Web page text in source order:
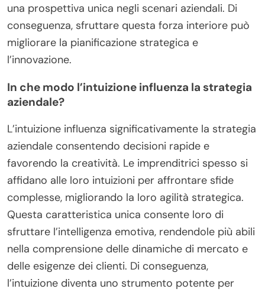
una prospettiva unica negli scenari aziendali. Di
conseguenza, sfruttare questa forza interiore può
migliorare la pianificazione strategica e
l’innovazione.
In che modo l’intuizione influenza la strategia
aziendale?
L’intuizione influenza significativamente la strategia
aziendale consentendo decisioni rapide e
favorendo la creatività. Le imprenditrici spesso si
affidano alle loro intuizioni per affrontare sfide
complesse, migliorando la loro agilità strategica.
Questa caratteristica unica consente loro di
sfruttare l’intelligenza emotiva, rendendole più abili
nella comprensione delle dinamiche di mercato e
delle esigenze dei clienti. Di conseguenza,
l’intuizione diventa uno strumento potente per